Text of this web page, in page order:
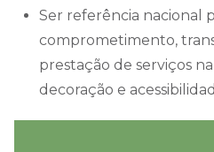
ser referência nacional pelo nosso
comprometimento,
prestação de serviços
decoração e